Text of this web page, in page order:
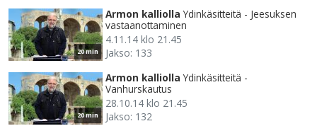
20 min
Armon kalliolla Ydinkäsitteitä - Jeesuksen
vastaanottaminen
4.11.14 klo 21.45
Jakso: 133
20 min
Armon kalliolla Ydinkäsitteitä -
Vanhurskautus
28.10.14 klo 21.45
Jakso: 132